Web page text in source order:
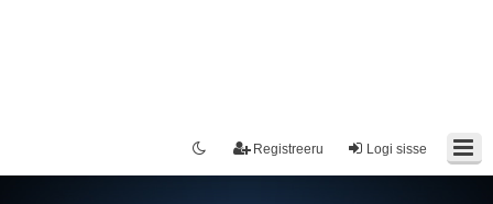
Logi sisse
Registreeru